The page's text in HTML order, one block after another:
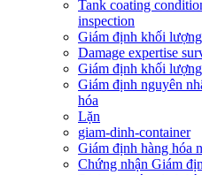
Tank coating
inspection
Giám định khối
Damage expertise
Giám định khối
Giám định nguyên
hóa
Lặn
giam-dinh-container
Giám định hàng hóa
Chứng nhận Giám